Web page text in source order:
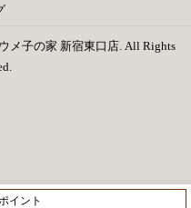
メ子の家 新宿東口店. All Rights
イント